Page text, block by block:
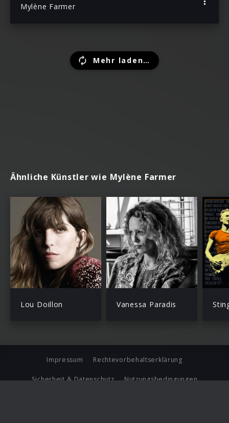
Mylène Farmer
Mehr laden…
Ähnliche Künstler wie Mylène Farmer
Lou Doillon Vanessa Paradis
Impressum Rechtevorbehaltserklärung
Sicherheit & Datenschutz Nutzungsbedingungen